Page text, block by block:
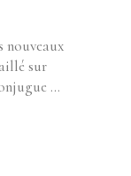
nouveaux
sur